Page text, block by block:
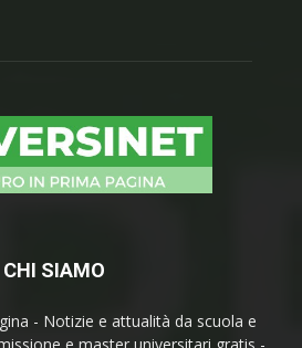
CHI SIAMO
- Notizie e attualità da scuola e
e master universitari gratis -